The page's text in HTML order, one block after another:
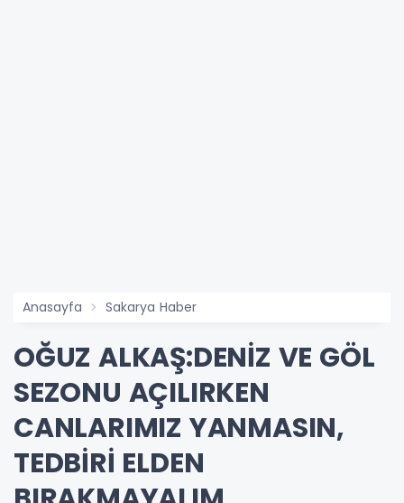
Anasayfa Sakarya Haber
OĞUZ ALKAŞ:DENİZ VE GÖL
SEZONU AÇILIRKEN
CANLARIMIZ YANMASIN,
TEDBİRİ ELDEN